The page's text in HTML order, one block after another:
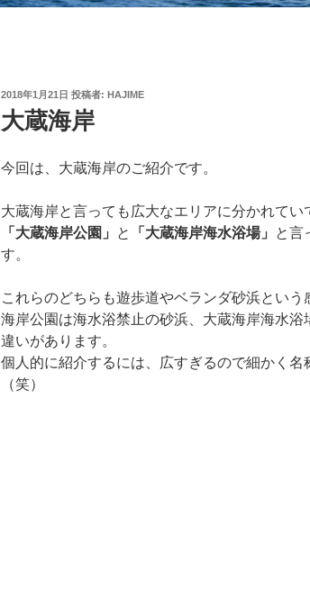
投
日:
2018年1月21日 投稿者: HAJIME
大蔵海岸
今回は、大蔵海岸のご紹介です。
大蔵海岸と言っても広大なエリアに分かれてい
「大蔵海岸公園」
と 「大蔵海岸海水浴場」
と言
す。
これらのどちらも遊歩道やベランダ砂浜という
海岸公園は海水浴禁止の砂浜、大蔵海岸海水浴
違いがあります。
個人的に紹介するには、広すぎるので細かく名
（笑）